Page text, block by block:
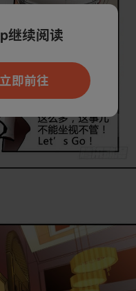
继续阅读
立即前往